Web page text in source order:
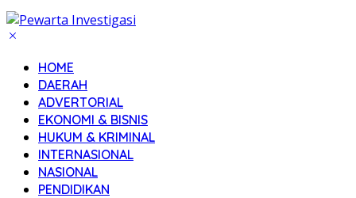
HOME
DAERAH
ADVERTORIAL
EKONOMI & BISNIS
HUKUM & KRIMINAL
INTERNASIONAL
NASIONAL
PENDIDIKAN